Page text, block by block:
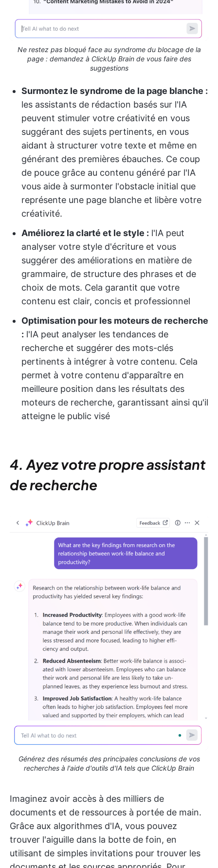
Ne restez pas bloqué face au syndrome du blocage de la
page : demandez à ClickUp Brain de vous faire des
suggestions
Surmontez le syndrome de la page blanche :
les assistants de rédaction basés sur l'IA
peuvent stimuler votre créativité en vous
suggérant des sujets pertinents, en vous
aidant à structurer votre texte et même en
générant des premières ébauches. Ce coup
de pouce grâce au contenu généré par l'IA
vous aide à surmonter l'obstacle initial que
représente une page blanche et libère votre
créativité.
Améliorez la clarté et le style : l'IA peut
analyser votre style d'écriture et vous
suggérer des améliorations en matière de
grammaire, de structure des phrases et de
choix de mots. Cela garantit que votre
contenu est clair, concis et professionnel
Optimisation pour les moteurs de recherche
: l'IA peut analyser les tendances de
recherche et suggérer des mots-clés
pertinents à intégrer à votre contenu. Cela
permet à votre contenu d'apparaître en
meilleure position dans les résultats des
moteurs de recherche, garantissant ainsi qu'il
atteigne le public visé
4. Ayez votre propre assistant
de recherche
Générez des résumés des principales conclusions de vos
recherches à l'aide d'outils d'IA tels que ClickUp Brain
Imaginez avoir accès à des milliers de
documents et de ressources à portée de main.
Grâce aux algorithmes d'IA, vous pouvez
trouver l'aiguille dans la botte de foin, en
utilisant de simples invitations pour trouver les